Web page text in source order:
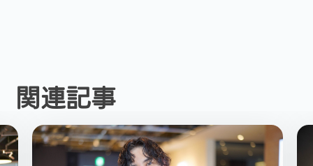
関連記事